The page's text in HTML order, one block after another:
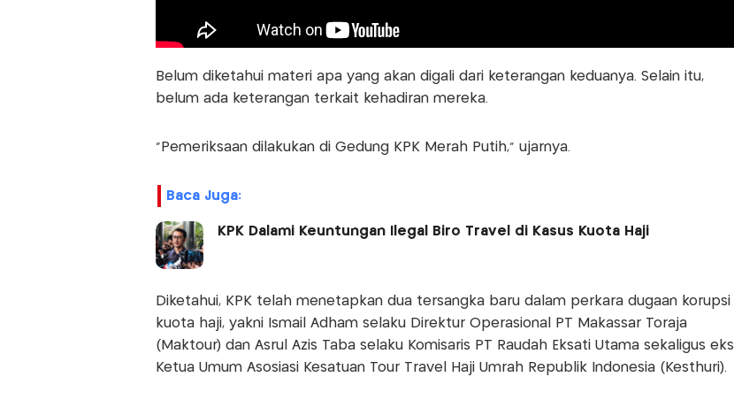
Belum diketahui materi apa yang akan digali dari keterangan keduanya. Selain itu,
belum ada keterangan terkait kehadiran mereka.
"Pemeriksaan dilakukan di Gedung KPK Merah Putih," ujarnya.
Baca Juga:
KPK Dalami Keuntungan Ilegal Biro Travel di Kasus Kuota Haji
Diketahui, KPK telah menetapkan dua tersangka baru dalam perkara dugaan korupsi
kuota haji, yakni Ismail Adham selaku Direktur Operasional PT Makassar Toraja
(Maktour) dan Asrul Azis Taba selaku Komisaris PT Raudah Eksati Utama sekaligus eks
Ketua Umum Asosiasi Kesatuan Tour Travel Haji Umrah Republik Indonesia (Kesthuri).